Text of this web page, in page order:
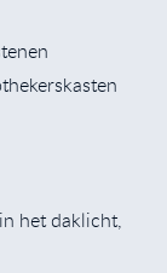
het daklicht,